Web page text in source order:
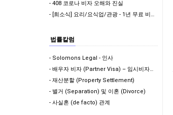
- 408 코로나 비자 오해와 진실
- [희소식] 요리/요식업/관광 - 1년 무료 비자 & 학생비자 풀타임 가능!
법률칼럼
- Solomons Legal - 인사
- 배우자 비자 (Partner Visa) – 임시비자에서 영주권으로 가는 길
- 재산분할 (Property Settlement)
- 별거 (Separation) 및 이혼 (Divorce)
- 사실혼 (de facto) 관계